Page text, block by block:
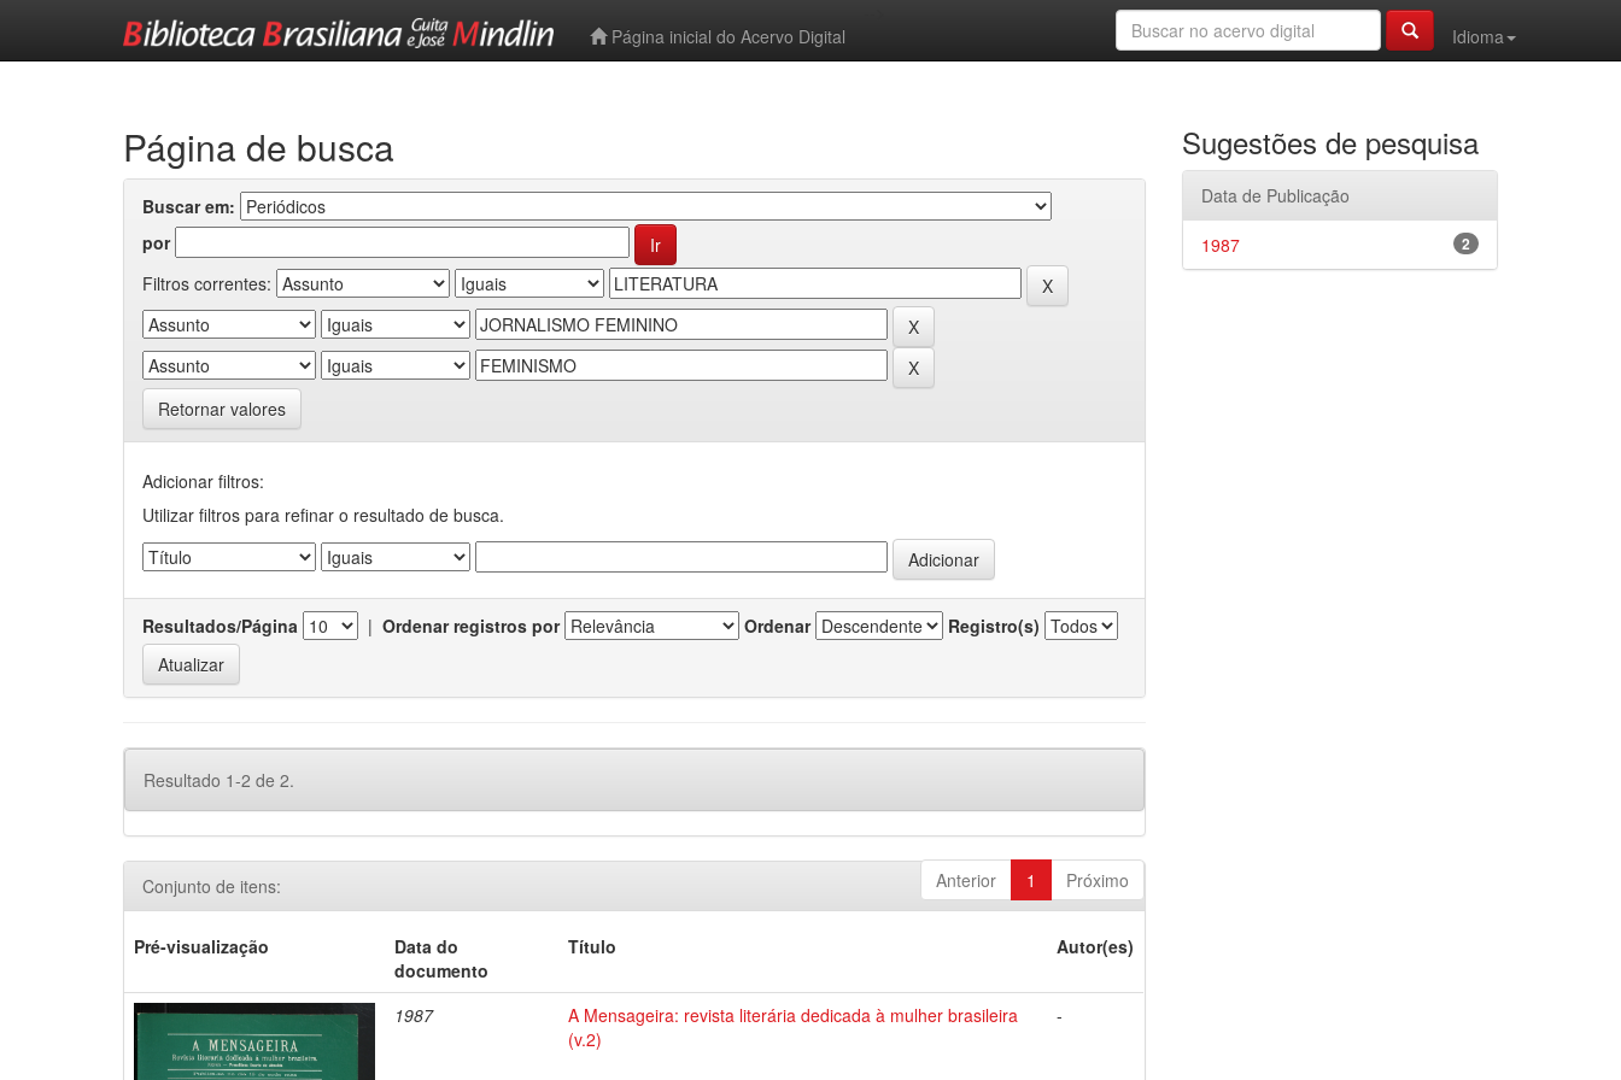
Página inicial do Acervo Digital
Idioma
Página de busca
Buscar em:
por
Filtros correntes:
Retornar valores
Adicionar filtros:
Utilizar filtros para refinar o resultado de busca.
Resultados/Página | Ordenar registros por Ordenar Registro(s)
Resultado 1-2 de 2.
Anterior 1 Próximo
Conjunto de itens:
Pré-visualização
Data do
documento
Título Autor(es)
1987
A Mensageira: revista literária dedicada à mulher brasileira
(v.2)
-
Sugestões de pesquisa
Data de Publicação
2
1987